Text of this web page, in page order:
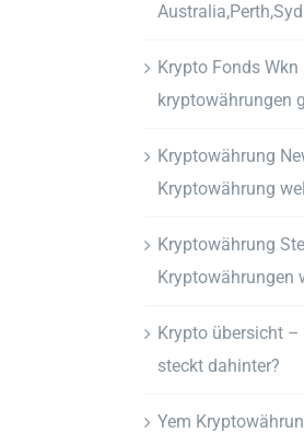
Krypto Fonds Wkn
kryptowährungen
Kryptowährung
Kryptowährung
Kryptowährung
Kryptowährungen
Krypto übersicht
steckt dahinter?
Yem